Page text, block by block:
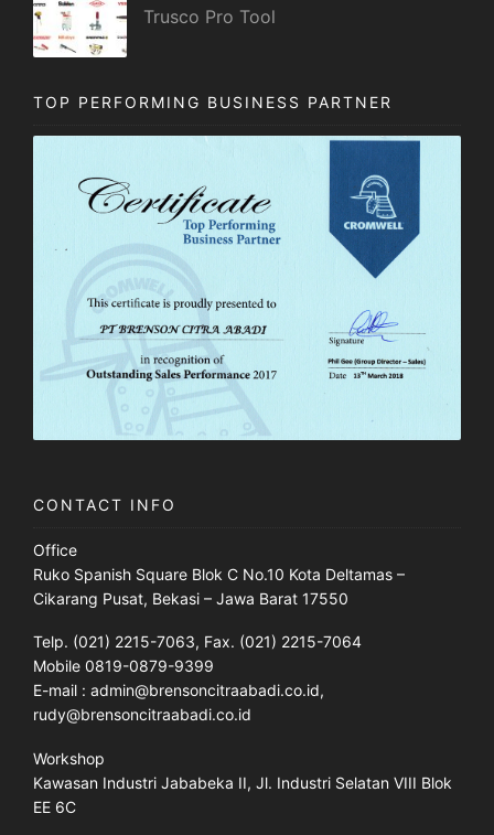
Trusco Pro Tool
TOP PERFORMING BUSINESS PARTNER
CONTACT INFO
Office
Ruko Spanish Square Blok C No.10 Kota Deltamas –
Cikarang Pusat, Bekasi – Jawa Barat 17550
Telp. (021) 2215-7063, Fax. (021) 2215-7064
Mobile 0819-0879-9399
E-mail : admin@brensoncitraabadi.co.id,
rudy@brensoncitraabadi.co.id
Workshop
Kawasan Industri Jababeka II, Jl. Industri Selatan VIII Blok
EE 6C